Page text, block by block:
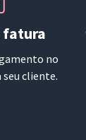
fatura
no
seu cliente.